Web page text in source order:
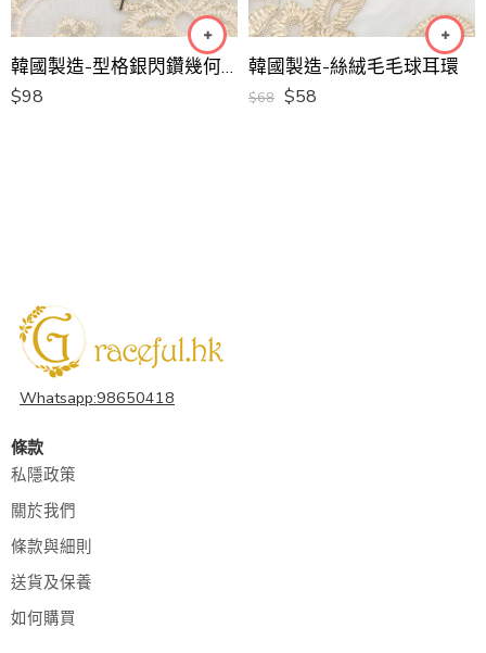
韓國製造-型格銀閃鑽幾何長耳環
$98
韓國製造-絲絨毛毛球耳環
$68 $58
Whatsapp:98650418
條款
私隱政策
關於我們
條款與細則
送貨及保養
如何購買